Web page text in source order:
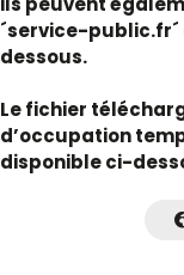
´service-
dessous.
Le fichier
d’occupation
disponible ci-